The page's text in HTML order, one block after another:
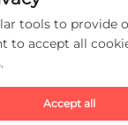
ท เฟธ-ฮั่น อินเทล
tools to provide
to accept all
Accept all